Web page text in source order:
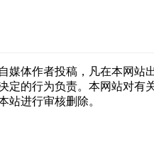
体作者投稿，凡在本网
的行为负责。本网站对
站进行审核删除。